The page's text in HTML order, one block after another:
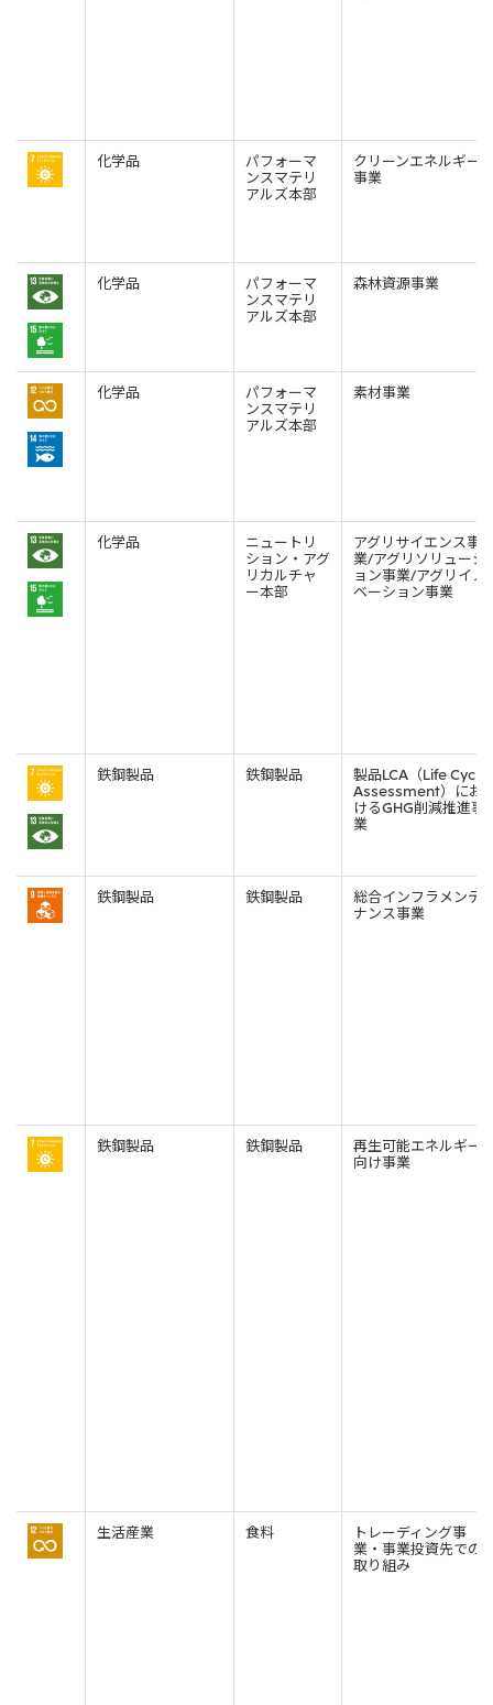
化学品 パフォーマ
ンスマテリ
アルズ本部
クリーンエネルギー
事業
化学品 パフォーマ
ンスマテリ
アルズ本部
森林資源事業
化学品 パフォーマ
ンスマテリ
アルズ本部
素材事業
化学品 ニュートリ
ション・アグ
リカルチャ
ー本部
アグリサイエンス事
業/アグリソリューシ
ョン事業/アグリイノ
ベーション事業
鉄鋼製品 鉄鋼製品 製品LCA（Life Cycle
Assessment）にお
けるGHG削減推進事
業
鉄鋼製品 鉄鋼製品 総合インフラメンテ
ナンス事業
鉄鋼製品 鉄鋼製品 再生可能エネルギー
向け事業
生活産業 食料 トレーディング事
業・事業投資先での
取り組み